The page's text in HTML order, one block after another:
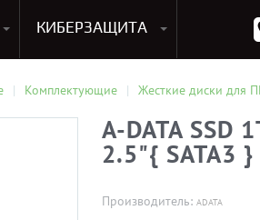
КИБЕРЗАЩИТА
Комплектующие Жесткие диски для
A-DATA SSD
2.5"{ SATA3 }
Производитель: ADATA